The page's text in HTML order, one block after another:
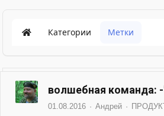
Категории Метки
волшебная команда:
01.08.2016 Андрей